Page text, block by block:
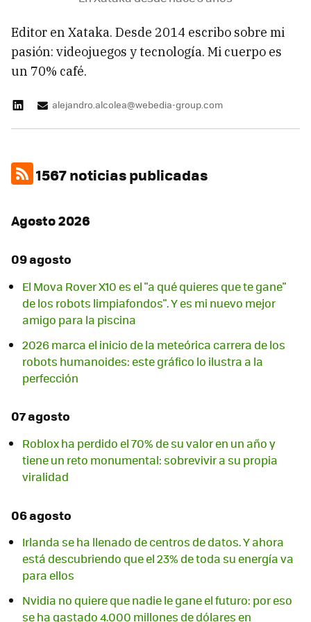
Editor en Xataka. Desde 2014 escribo sobre mi
pasión: videojuegos y tecnología. Mi cuerpo es
un 70% café.
alejandro.alcolea@webedia-group.com
1567 noticias publicadas
Agosto 2026
09 agosto
El Mova Rover X10 es el "a qué quieres que te gane"
de los robots limpiafondos". Y es mi nuevo mejor
amigo para la piscina
2026 marca el inicio de la meteórica carrera de los
robots humanoides: este gráfico lo ilustra a la
perfección
07 agosto
Roblox ha perdido el 70% de su valor en un año y
tiene un reto monumental: sobrevivir a su propia
viralidad
06 agosto
Irlanda se ha llenado de centros de datos. Y ahora
está descubriendo que el 23% de toda su energía va
para ellos
Nvidia no quiere que nadie le gane el futuro: por eso
se ha gastado 4.000 millones de dólares en